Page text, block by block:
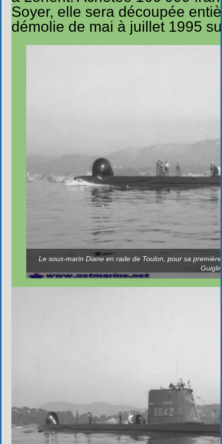
Soyer, elle sera découpée
démolie de mai à juillet 1995
Le sous-marin Diane en rade de Toulon, pour sa